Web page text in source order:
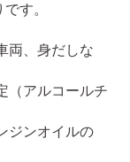
す。
両、身だしな
（アルコールチ
ジンオイルの